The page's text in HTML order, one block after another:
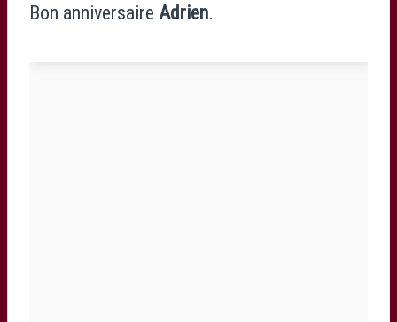
Bon anniversaire Adrien.